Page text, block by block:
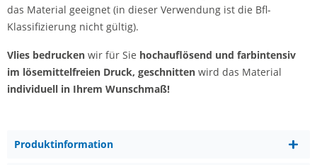
das Material geeignet (in dieser Verwendung ist die Bfl-
Klassifizierung nicht gültig).
Vlies bedrucken wir für Sie hochauflösend und farbintensiv
im lösemittelfreien Druck, geschnitten wird das Material
individuell in Ihrem Wunschmaß!
Produktinformation